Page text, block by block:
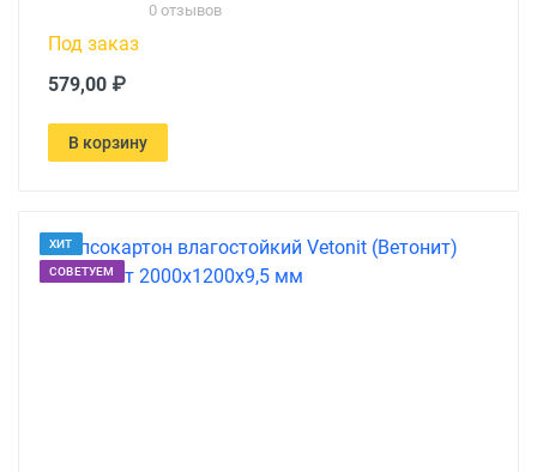
0 отзывов
Под заказ
579,00 ₽
В корзину
ХИТ
СОВЕТУЕМ